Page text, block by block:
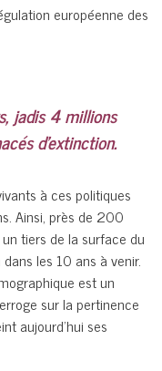
européenne des
jadis 4 millions
d’extinction.
à ces politiques
Ainsi, près de 200
tiers de la surface du
les 10 ans à venir.
est un
sur la pertinence
aujourd’hui ses